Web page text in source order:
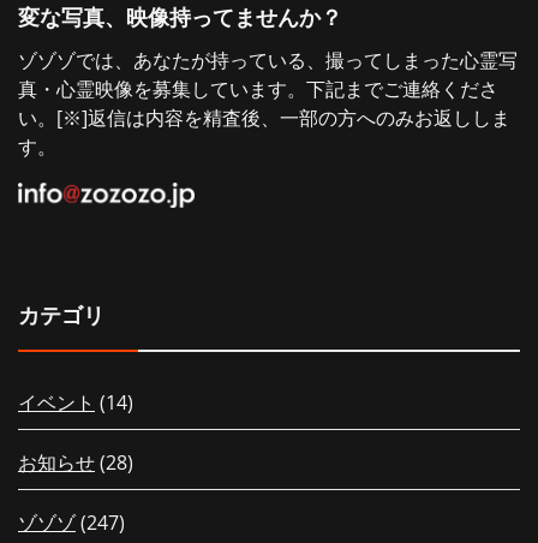
ン
変な写真、映像持ってませんか？
ゾゾゾでは、あなたが持っている、撮ってしまった心霊写
真・心霊映像を募集しています。下記までご連絡くださ
い。[※]返信は内容を精査後、一部の方へのみお返ししま
す。
カテゴリ
イベント (14)
お知らせ(28)
ゾゾゾ(247)